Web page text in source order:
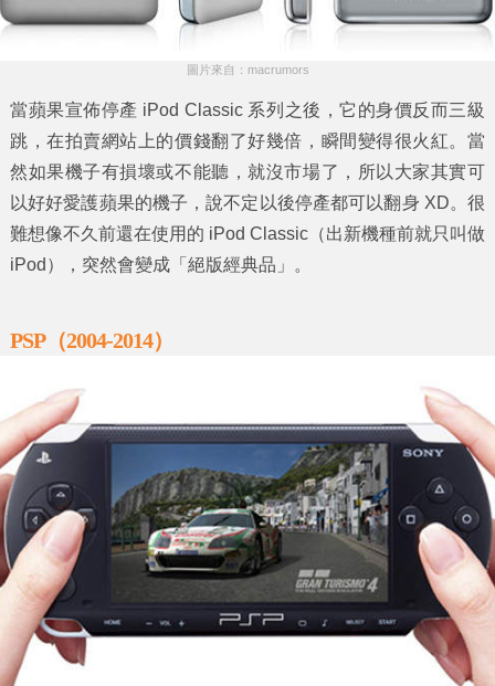
圖片來自：macrumors
當蘋果宣佈停產 iPod Classic 系列之後，它的身價反而三級
跳，在拍賣網站上的價錢翻了好幾倍，瞬間變得很火紅。當
然如果機子有損壞或不能聽，就沒市場了，所以大家其實可
以好好愛護蘋果的機子，說不定以後停產都可以翻身 XD。很
難想像不久前還在使用的 iPod Classic（出新機種前就只叫做
iPod），突然會變成「絕版經典品」。
PSP（2004-2014）